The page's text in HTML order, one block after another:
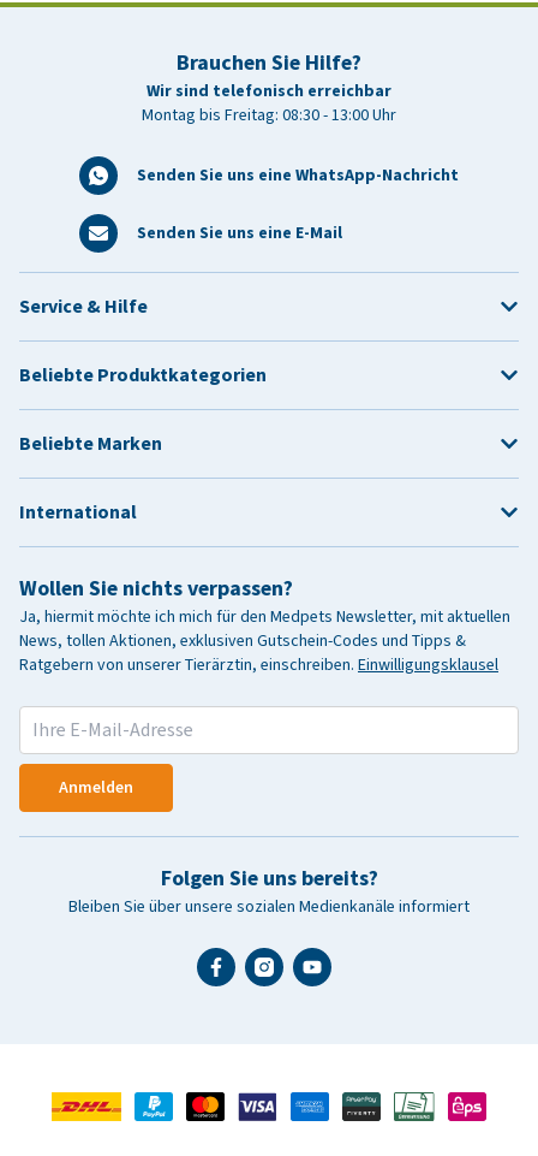
Brauchen Sie Hilfe?
Wir sind telefonisch erreichbar
Montag bis Freitag: 08:30 - 13:00 Uhr
Senden Sie uns eine WhatsApp-Nachricht
Senden Sie uns eine E-Mail
Wollen Sie nichts verpassen?
Ja, hiermit möchte ich mich für den Medpets Newsletter, mit aktuellen
News, tollen Aktionen, exklusiven Gutschein-Codes und Tipps &
Ratgebern von unserer Tierärztin, einschreiben. Einwilligungsklausel
Anmelden
Folgen Sie uns bereits?
Bleiben Sie über unsere sozialen Medienkanäle informiert
Service & Hilfe
Beliebte Produktkategorien
Beliebte Marken
International